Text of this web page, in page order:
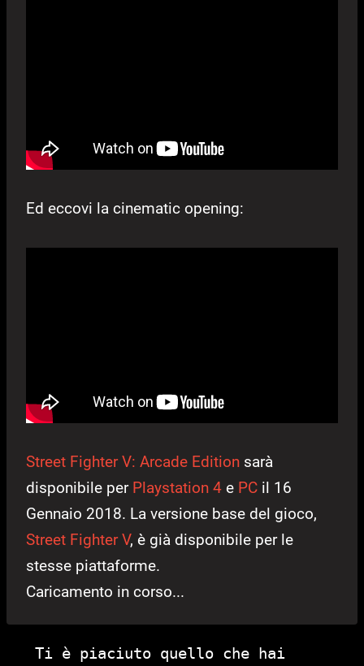
Ed eccovi la cinematic opening:
Street Fighter V: Arcade Edition sarà
disponibile per Playstation 4 e PC il 16
Gennaio 2018. La versione base del gioco,
Street Fighter V, è già disponibile per le
stesse piattaforme.
Caricamento in corso...
Ti è piaciuto quello che hai